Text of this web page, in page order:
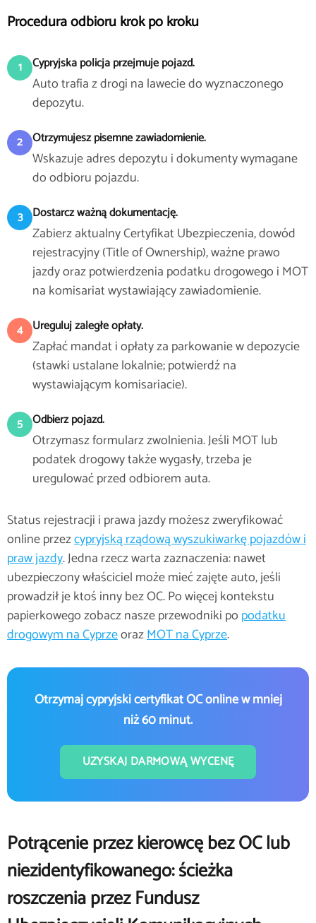
Procedura odbioru krok po kroku
1 Cypryjska policja przejmuje pojazd.
Auto trafia z drogi na lawecie do wyznaczonego
depozytu.
2 Otrzymujesz pisemne zawiadomienie.
Wskazuje adres depozytu i dokumenty wymagane
do odbioru pojazdu.
3 Dostarcz ważną dokumentację.
Zabierz aktualny Certyfikat Ubezpieczenia, dowód
rejestracyjny (Title of Ownership), ważne prawo
jazdy oraz potwierdzenia podatku drogowego i MOT
na komisariat wystawiający zawiadomienie.
4 Ureguluj zaległe opłaty.
Zapłać mandat i opłaty za parkowanie w depozycie
(stawki ustalane lokalnie; potwierdź na
wystawiającym komisariacie).
5 Odbierz pojazd.
Otrzymasz formularz zwolnienia. Jeśli MOT lub
podatek drogowy także wygasły, trzeba je
uregulować przed odbiorem auta.
Status rejestracji i prawa jazdy możesz zweryfikować
online przezcypryjską rządową wyszukiwarkę pojazdów i
praw jazdy. Jedna rzecz warta zaznaczenia: nawet
ubezpieczony właściciel może mieć zajęte auto, jeśli
prowadził je ktoś inny bez OC. Po więcej kontekstu
papierkowego zobacz nasze przewodniki po podatku
drogowym na CyprzeorazMOT na Cyprze.
Otrzymaj cypryjski certyfikat OC online w mniej
niż 60 minut.
UZYSKAJ DARMOWĄ WYCENĘ
Potrącenie przez kierowcę bez OC lub
niezidentyfikowanego: ścieżka
roszczenia przez Fundusz